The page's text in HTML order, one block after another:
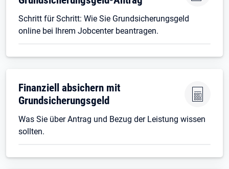
Schritt für Schritt: Wie Sie Grundsicherungsgeld
online bei Ihrem Jobcenter beantragen.
Finanziell absichern mit
Grundsicherungsgeld
Was Sie über Antrag und Bezug der Leistung wissen
sollten.